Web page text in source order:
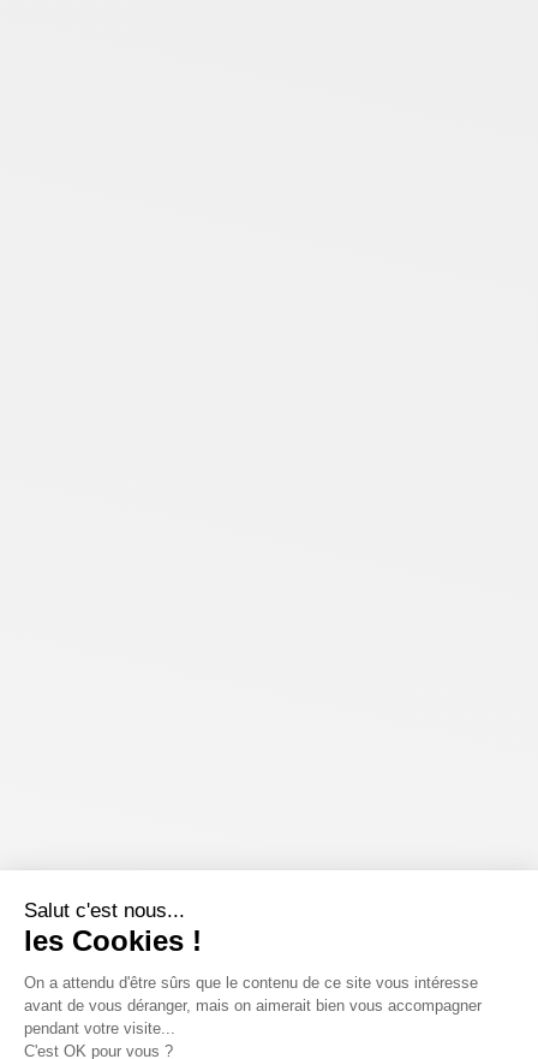
Salut c'est nous...
les Cookies !
On a attendu d'être sûrs que le contenu de ce site vous intéresse
avant de vous déranger, mais on aimerait bien vous accompagner
pendant votre visite...
C'est OK pour vous ?